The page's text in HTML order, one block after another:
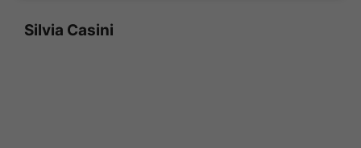
Silvia Casini